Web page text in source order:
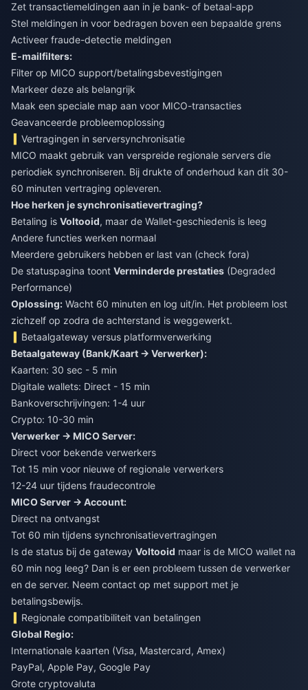
Zet transactiemeldingen aan in je bank- of betaal-app
Stel meldingen in voor bedragen boven een bepaalde grens
Activeer fraude-detectie meldingen
E-mailfilters:
Filter op MICO support/betalingsbevestigingen
Markeer deze als belangrijk
Maak een speciale map aan voor MICO-transacties
Geavanceerde probleemoplossing
Vertragingen in serversynchronisatie
MICO maakt gebruik van verspreide regionale servers die
periodiek synchroniseren. Bij drukte of onderhoud kan dit 30-
60 minuten vertraging opleveren.
Hoe herken je synchronisatievertraging?
Betaling is Voltooid, maar de Wallet-geschiedenis is leeg
Andere functies werken normaal
Meerdere gebruikers hebben er last van (check fora)
De statuspagina toont Verminderde prestaties (Degraded
Performance)
Oplossing: Wacht 60 minuten en log uit/in. Het probleem lost
zichzelf op zodra de achterstand is weggewerkt.
Betaalgateway versus platformverwerking
Betaalgateway (Bank/Kaart → Verwerker):
Kaarten: 30 sec - 5 min
Digitale wallets: Direct - 15 min
Bankoverschrijvingen: 1-4 uur
Crypto: 10-30 min
Verwerker → MICO Server:
Direct voor bekende verwerkers
Tot 15 min voor nieuwe of regionale verwerkers
12-24 uur tijdens fraudecontrole
MICO Server → Account:
Direct na ontvangst
Tot 60 min tijdens synchronisatievertragingen
Is de status bij de gateway Voltooid maar is de MICO wallet na
60 min nog leeg? Dan is er een probleem tussen de verwerker
en de server. Neem contact op met support met je
betalingsbewijs.
Regionale compatibiliteit van betalingen
Global Regio:
Internationale kaarten (Visa, Mastercard, Amex)
PayPal, Apple Pay, Google Pay
Grote cryptovaluta